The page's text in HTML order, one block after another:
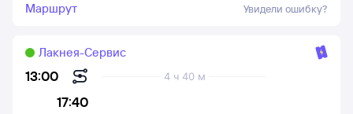
Маршрут Увидели ошибку?
13:00
17:40
4 ч 40 м
Лакнея-Сервис